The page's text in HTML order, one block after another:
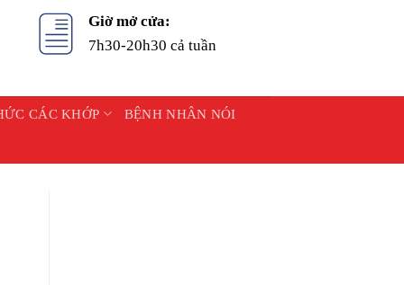
Giờ mở cửa:
7h30-20h30 cả tuần
CÁC KHỚP BỆNH NHÂN NÓI